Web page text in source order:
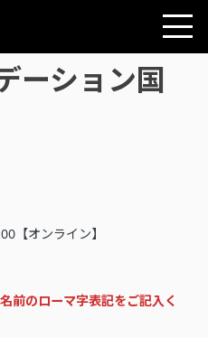
ーション国
【オンライン】
前のローマ字表記をご記入く